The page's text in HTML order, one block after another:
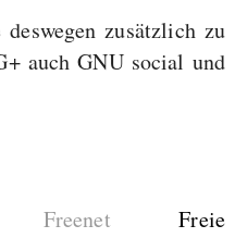
deswegen zusätzlich zu
auch GNU social und
Freenet
Freie